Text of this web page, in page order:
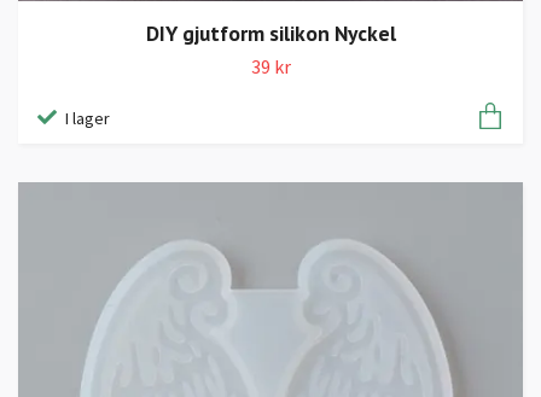
DIY gjutform silikon Nyckel
39 kr
I lager